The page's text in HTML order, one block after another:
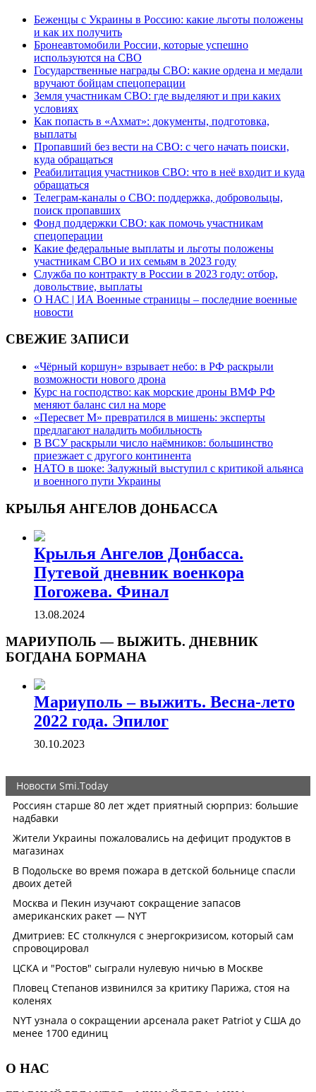
Беженцы с Украины в Россию: какие льготы положены
и как их получить
Бронеавтомобили России, которые успешно
используются на СВО
Государственные награды СВО: какие ордена и медали
вручают бойцам спецоперации
Земля участникам СВО: где выделяют и при каких
условиях
Как попасть в «Ахмат»: документы, подготовка,
выплаты
Пропавший без вести на СВО: с чего начать поиски,
куда обращаться
Реабилитация участников СВО: что в неё входит и куда
обращаться
Телеграм-каналы о СВО: поддержка, добровольцы,
поиск пропавших
Фонд поддержки СВО: как помочь участникам
спецоперации
Какие федеральные выплаты и льготы положены
участникам СВО и их семьям в 2023 году
Служба по контракту в России в 2023 году: отбор,
довольствие, выплаты
О НАС | ИА Военные страницы – последние военные
новости
СВЕЖИЕ ЗАПИСИ
«Чёрный коршун» взрывает небо: в РФ раскрыли
возможности нового дрона
Курс на господство: как морские дроны ВМФ РФ
меняют баланс сил на море
«Пересвет М» превратился в мишень: эксперты
предлагают наладить мобильность
В ВСУ раскрыли число наёмников: большинство
приезжает с другого континента
НАТО в шоке: Залужный выступил с критикой альянса
и военного пути Украины
КРЫЛЬЯ АНГЕЛОВ ДОНБАССА
Крылья Ангелов Донбасса.
Путевой дневник военкора
Погожева. Финал
13.08.2024
МАРИУПОЛЬ — ВЫЖИТЬ. ДНЕВНИК
БОГДАНА БОРМАНА
Мариуполь – выжить. Весна-лето
2022 года. Эпилог
30.10.2023
О НАС